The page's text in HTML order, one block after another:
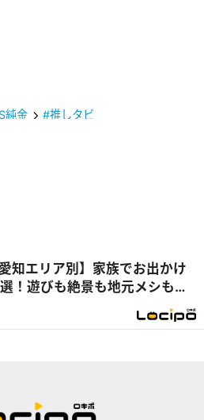
純金 #推しタビ
知エリア別】家族でお出かけ
！遊びも絶景も地元メシも満